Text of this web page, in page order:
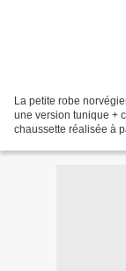
La petite robe
une version tunique +
chaussette réalisée à